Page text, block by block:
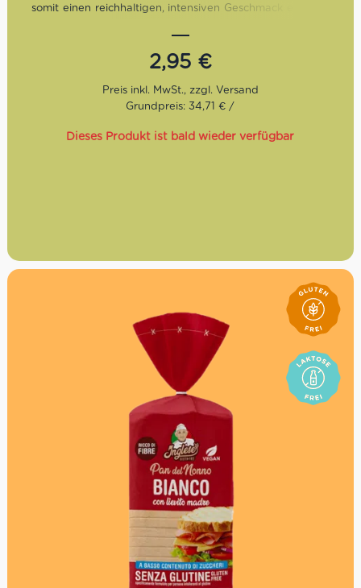
somit einen reichhaltigen, intensiven Geschmack erzeugt.
das Verlangen nach Genuss und kann auch zur
Zubereitung einer köstlichen Nachspeise verwendet
2,95 €
Grundpreis: 34,71 € /
Dieses Produkt ist bald wieder verfügbar